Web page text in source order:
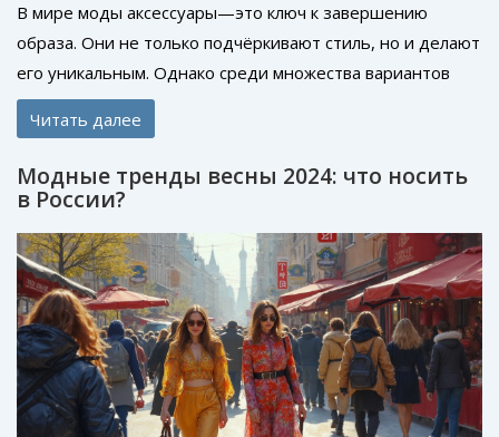
В мире моды аксессуары—это ключ к завершению
образа. Они не только подчёркивают стиль, но и делают
его уникальным. Однако среди множества вариантов
выбрать лучший может быть сложно. Узнайте, как
правильно подбирать аксессуары, чтобы они подходили
Читать далее
Модные тренды весны 2024: что носить
в России?